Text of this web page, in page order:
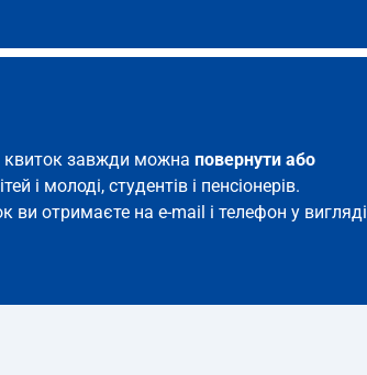
квиток завжди можна повернути або
і молоді, студентів і пенсіонерів.
ви отримаєте на e-mail і телефон у вигляді